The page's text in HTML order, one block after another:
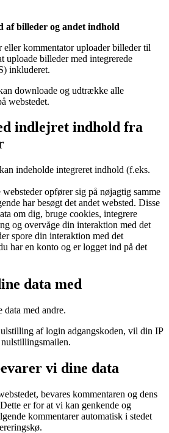
af billeder og andet indhold
eller kommentator uploader billeder til
uploade billeder med integrerede
inkluderet.
downloade og udtrække alle
webstedet.
indlejret indhold fra
indeholde integreret indhold (f.eks.
opfører sig på nøjagtig samme
har besøgt det andet websted. Disse
om dig, bruge cookies, integrere
og overvåge din interaktion med det
spore din interaktion med det
har en konto og er logget ind på det
data med
med andre.
af login adgangskoden, vil din IP
vi dine data
bevares kommentaren og dens
er for at vi kan genkende og
kommentarer automatisk i stedet